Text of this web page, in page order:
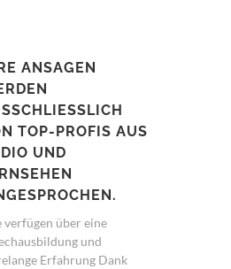
ANSAGEN
TOP-PROFIS AUS
UND
verfügen über eine
und
Erfahrung Dank